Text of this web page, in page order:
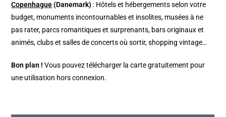
Copenhague(Danemark) : Hôtels et hébergements selon votre
budget, monuments incontournables et insolites, musées à ne
pas rater, parcs romantiques et surprenants, bars originaux et
animés, clubs et salles de concerts où sortir, shopping vintage…
Bon plan ! Vous pouvez télécharger la carte gratuitement pour
une utilisation hors connexion.